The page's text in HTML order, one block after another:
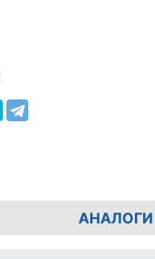
АНАЛОГИ